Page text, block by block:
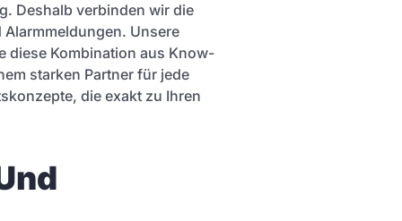
Deshalb verbinden wir die
Unsere
diese Kombination aus Know-
starken Partner für jede
die exakt zu Ihren